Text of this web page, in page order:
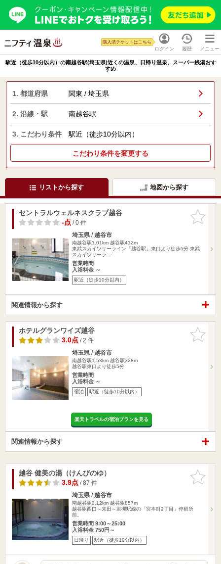
ログイン
購入済チケットはこちら
履歴 メニュー
駅近（徒歩10分以内）の南越谷駅(埼玉県)近くの温泉、日帰り温泉、スーパー銭湯おす
すめ
1. 都道府県 関東 / 埼玉県
2. 沿線・駅 南越谷駅
3. こだわり条件 駅近（徒歩10分以内）
こだわり条件を変更する
リストから探す 地図から探す
お気に入
りに追加
セントラルウェルネスクラブ越谷
-点/ 0 件
埼玉県 / 越谷市
南越谷駅1.01km 越谷駅412m
東武スカイツリーライン「越谷駅」東口より徒歩5分 東武
スカイツリーラ…
営業時間
入浴料金 ～
駅近（徒歩10分以内）
関連情報から探す
お気に入
りに追加
ホテルグランワイズ越谷
3.0点/ 2 件
埼玉県 / 越谷市
南越谷駅1.53km 越谷駅328m
越谷駅東口より徒歩5分
営業時間
入浴料金 ～
宿泊 駅近（徒歩10分以内）
楽天トラベルの宿泊プランを見る
関連情報から探す
お気に入
りに追加
越谷 健美の湯（けんびのゆ）
3.9点/ 87 件
埼玉県 / 越谷市
南越谷駅2.12km 越谷駅857m
越谷駅西口～末田～岩槻駅線の「宮本町2丁目」停留所
前。
営業時間 9:00～25:00
入浴料金 750円～
日帰り 駅近（徒歩10分以内）